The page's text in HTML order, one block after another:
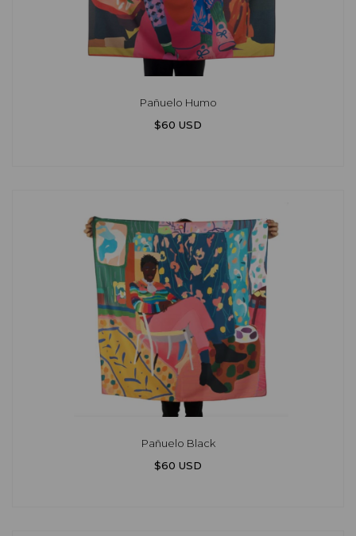
Pañuelo Humo
$60 USD
Pañuelo Black
$60 USD